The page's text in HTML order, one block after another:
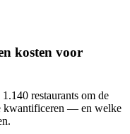
kosten voor
restaurants om de
kwantificeren — en welke